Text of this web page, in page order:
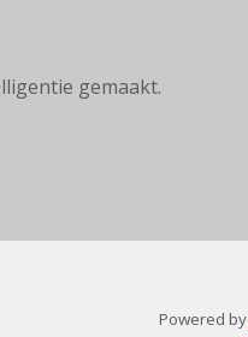
gemaakt.
Powered by